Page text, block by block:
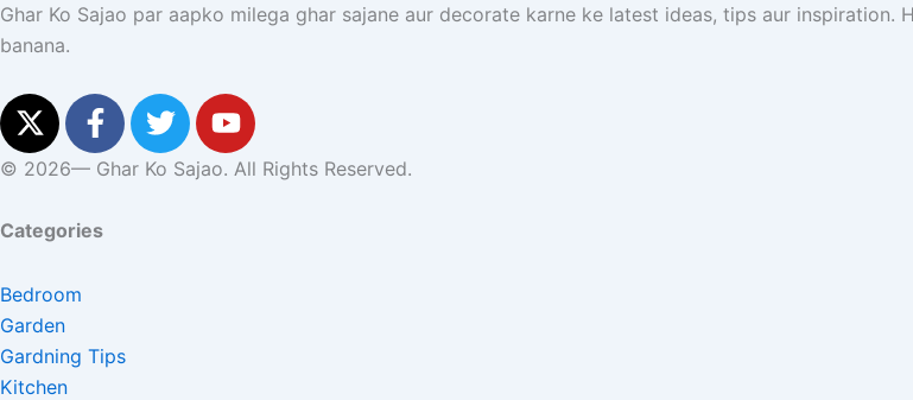
Ghar Ko Sajao par aapko milega ghar sajane aur decorate karne ke latest ideas, tips aur
banana.
X
-
t
i
t
e
r
F
a
c
b
-
f
T
w
i
Y
o
u
© 2026— Ghar Ko Sajao. All Rights Reserved.
Categories
Bedroom
Garden
Gardning Tips
Kitchen